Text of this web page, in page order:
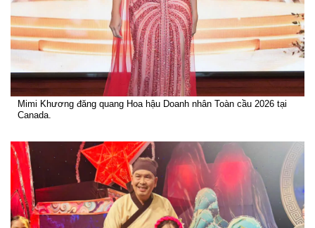
Mimi Khương đăng quang Hoa hậu Doanh nhân Toàn cầu 2026 tại
Canada.